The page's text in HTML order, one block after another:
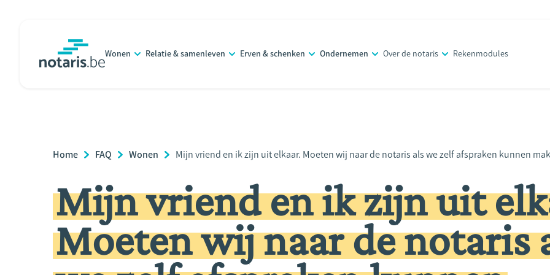
Wonen Relatie & samenleven Erven & schenken Ondernemen Over de notaris Rekenmodules
Breadcrumb
Home FAQ Wonen
Current
Mijn vriend en ik zijn uit elkaar. Moeten wij naar de notaris als we zelf afspraken kunnen
Mijn vriend en ik zijn uit
Moeten wij naar de notaris